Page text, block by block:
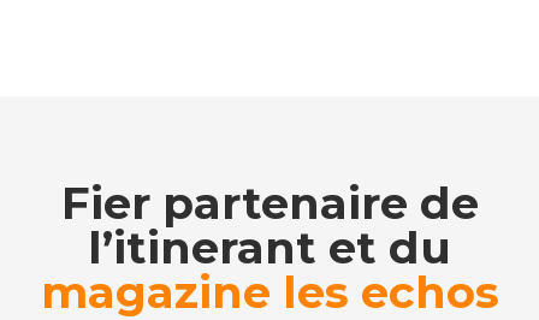
Fier partenaire de
l’itinerant et du
magazine les echos